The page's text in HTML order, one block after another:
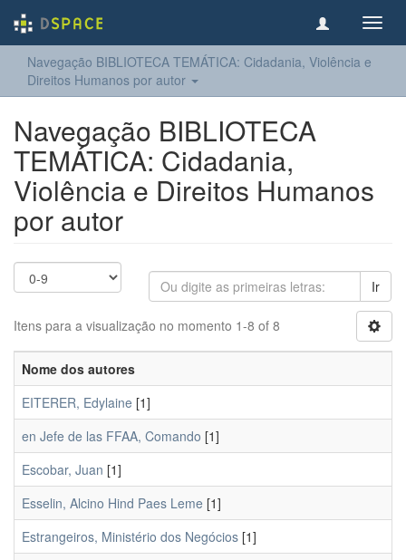
Navegação BIBLIOTECA TEMÁTICA: Cidadania, Violência e
Direitos Humanos por autor
Navegação BIBLIOTECA
TEMÁTICA: Cidadania,
Violência e Direitos Humanos
por autor
Ir
Itens para a visualização no momento 1-8 of 8
Nome dos autores
EITERER, Edylaine [1]
en Jefe de las FFAA, Comando [1]
Escobar, Juan [1]
Esselin, Alcino Hind Paes Leme [1]
Estrangeiros, Ministério dos Negócios [1]